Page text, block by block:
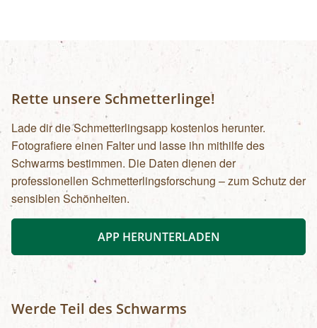
Rette unsere Schmetterlinge!
Lade dir die Schmetterlingsapp kostenlos herunter.
Fotografiere einen Falter und lasse ihn mithilfe des
Schwarms bestimmen. Die Daten dienen der
professionellen Schmetterlingsforschung – zum Schutz der
sensiblen Schönheiten.
APP HERUNTERLADEN
Werde Teil des Schwarms